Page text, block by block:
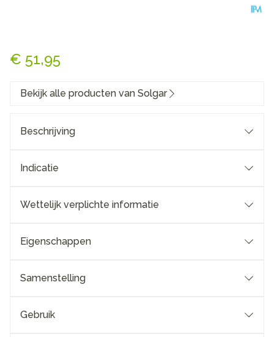
€ 51,95
Bekijk alle producten van Solgar
Beschrijving
Indicatie
Wettelijk verplichte informatie
Eigenschappen
Samenstelling
Gebruik